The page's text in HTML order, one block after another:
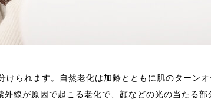
られます。自然老化は加齢とともに肌のターン
線が原因で起こる老化で、顔などの光の当たる